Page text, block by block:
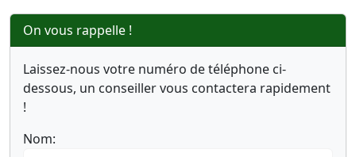
On vous rappelle !
Laissez-nous votre numéro de téléphone ci-
dessous, un conseiller vous contactera rapidement
!
Nom: